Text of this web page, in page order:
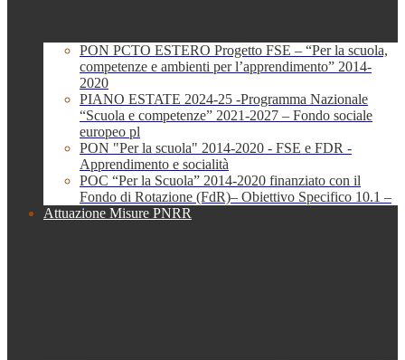
PON PCTO ESTERO Progetto FSE – “Per la scuola,
competenze e ambienti per l’apprendimento” 2014-
2020
PIANO ESTATE 2024-25 -Programma Nazionale
“Scuola e competenze” 2021-2027 – Fondo sociale
europeo pl
PON "Per la scuola" 2014-2020 - FSE e FDR -
Apprendimento e socialità
POC “Per la Scuola” 2014-2020 finanziato con il
Fondo di Rotazione (FdR)– Obiettivo Specifico 10.1 –
Attuazione Misure PNRR